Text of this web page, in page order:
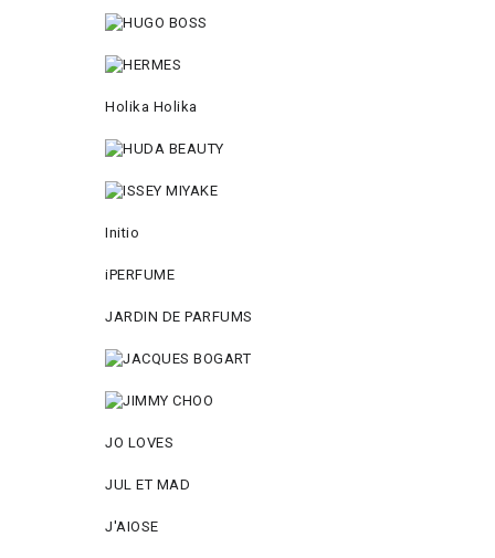
Holika Holika
Initio
iPERFUME
JARDIN DE PARFUMS
JO LOVES
JUL ET MAD
J'AIOSE